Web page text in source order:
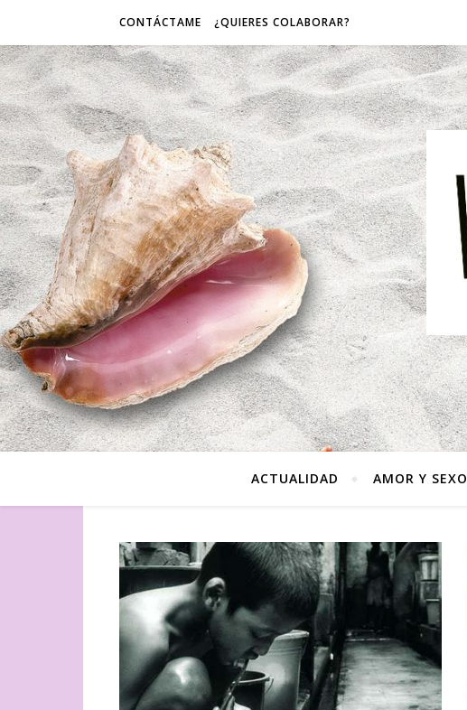
CONTÁCTAME ¿QUIERES COLABORAR?
ACTUALIDAD AMOR Y SEXO